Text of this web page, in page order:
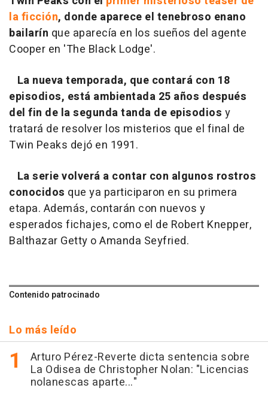
la ficción, donde aparece el tenebroso enano
bailarín que aparecía en los sueños del agente
Cooper en 'The Black Lodge'.
La nueva temporada, que contará con 18
episodios, está ambientada 25 años después
del fin de la segunda tanda de episodios y
tratará de resolver los misterios que el final de
Twin Peaks dejó en 1991.
La serie volverá a contar con algunos rostros
conocidos que ya participaron en su primera
etapa. Además, contarán con nuevos y
esperados fichajes, como el de Robert Knepper,
Balthazar Getty o Amanda Seyfried.
Contenido patrocinado
Lo más leído
Arturo Pérez-Reverte dicta sentencia sobre
La Odisea de Christopher Nolan: "Licencias
nolanescas aparte..."